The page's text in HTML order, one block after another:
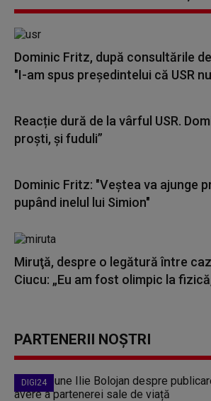
Dominic Fritz, după consultările
"I-am spus preşedintelui că USR
Reacție dură de la vârful USR.
proști, și fuduli”
Dominic Fritz: "Veştea va ajunge
pupând inelul lui Simion"
Miruţă, despre o legătură între
Ciucu: „Eu am fost olimpic la
PARTENERII NOȘTRI
DIGI24